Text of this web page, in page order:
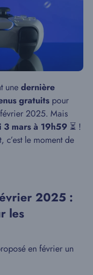
unedernière
gratuits pour
2025. Mais
3 mars à 19h59 ⏳ !
c’est le moment de
2025 :
les
en février un